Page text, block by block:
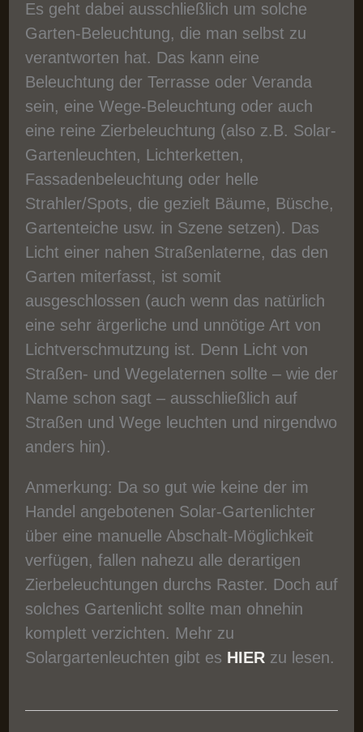
Es geht dabei ausschließlich um solche
Garten-Beleuchtung, die man selbst zu
verantworten hat. Das kann eine
Beleuchtung der Terrasse oder Veranda
sein, eine Wege-Beleuchtung oder auch
eine reine Zierbeleuchtung (also z.B. Solar-
Gartenleuchten, Lichterketten,
Fassadenbeleuchtung oder helle
Strahler/Spots, die gezielt Bäume, Büsche,
Gartenteiche usw. in Szene setzen). Das
Licht einer nahen Straßenlaterne, das den
Garten miterfasst, ist somit
ausgeschlossen (auch wenn das natürlich
eine sehr ärgerliche und unnötige Art von
Lichtverschmutzung ist. Denn Licht von
Straßen- und Wegelaternen sollte – wie der
Name schon sagt – ausschließlich auf
Straßen und Wege leuchten und nirgendwo
anders hin).
Anmerkung: Da so gut wie keine der im
Handel angebotenen Solar-Gartenlichter
über eine manuelle Abschalt-Möglichkeit
verfügen, fallen nahezu alle derartigen
Zierbeleuchtungen durchs Raster. Doch auf
solches Gartenlicht sollte man ohnehin
komplett verzichten. Mehr zu
Solargartenleuchten gibt es HIERzu lesen.